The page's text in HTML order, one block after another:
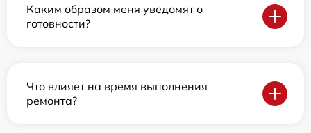
Каким образом меня уведомят о
готовности?
Что влияет на время выполнения
ремонта?